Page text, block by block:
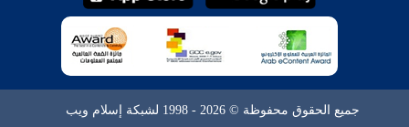
كان أول من صلى بنا صلاة الجمعة قبل مقدم النبي -
حسن الإسناد صحيح ، وقال في خلافياته رواته كلهم
.
جميع الحقوق محفوظة © 2026 - 1998 لشبكة إسلام ويب